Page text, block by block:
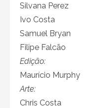
Silvana Perez
Ivo Costa
Samuel Bryan
Filipe Falcão
Edição:
Maurício Murphy
Arte:
Chris Costa